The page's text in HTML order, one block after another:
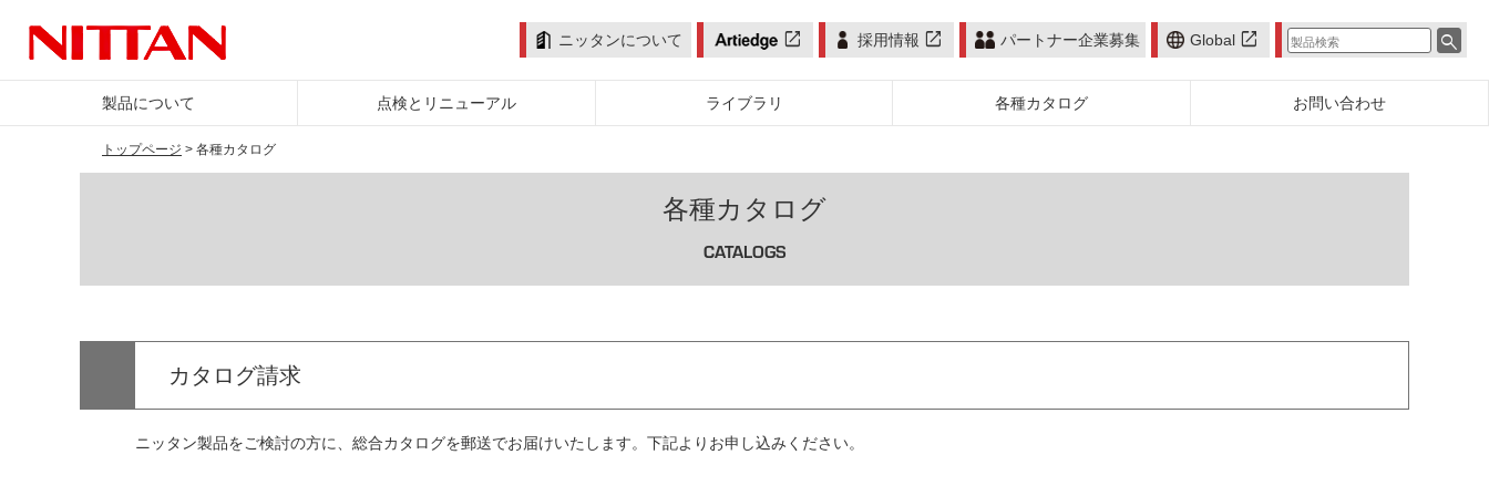
ニッタンについて open_in_new 採用情報 open_in_new パートナー企業募集 Global open_in_new search
製品について 点検とリニューアル ライブラリ 各種カタログ お問い合わせ
トップページ > 各種カタログ
各種カタログ
CATALOGS
カタログ請求
ニッタン製品をご検討の方に、総合カタログを郵送でお届けいたします。下記よりお申し込みください。